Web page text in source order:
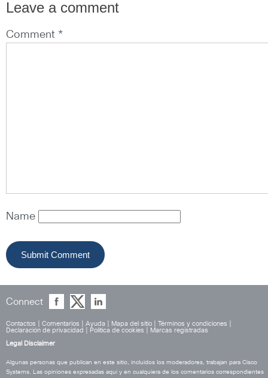
Leave a comment
Comment *
Name
Connect
Contactos Comentarios Ayuda Mapa del sitio Términos y condiciones
Declaración de privacidad
Política de cookies
Marcas registradas
Legal Disclaimer
Algunas personas que publican en este sitio, incluidos los moderadores, trabajan para Cisco
Systems. Las opiniones expresadas aquí y en cualquiera de los comentarios correspondientes